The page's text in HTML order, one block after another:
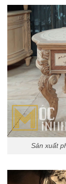
Sản xuất